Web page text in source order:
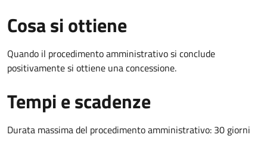
Cosa si ottiene
Quando il procedimento amministrativo si conclude
positivamente si ottiene una concessione.
Tempi e scadenze
Durata massima del procedimento amministrativo: 30 giorni